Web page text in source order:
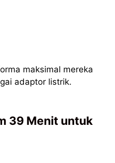
maksimal mereka
adaptor listrik.
39 Menit untuk